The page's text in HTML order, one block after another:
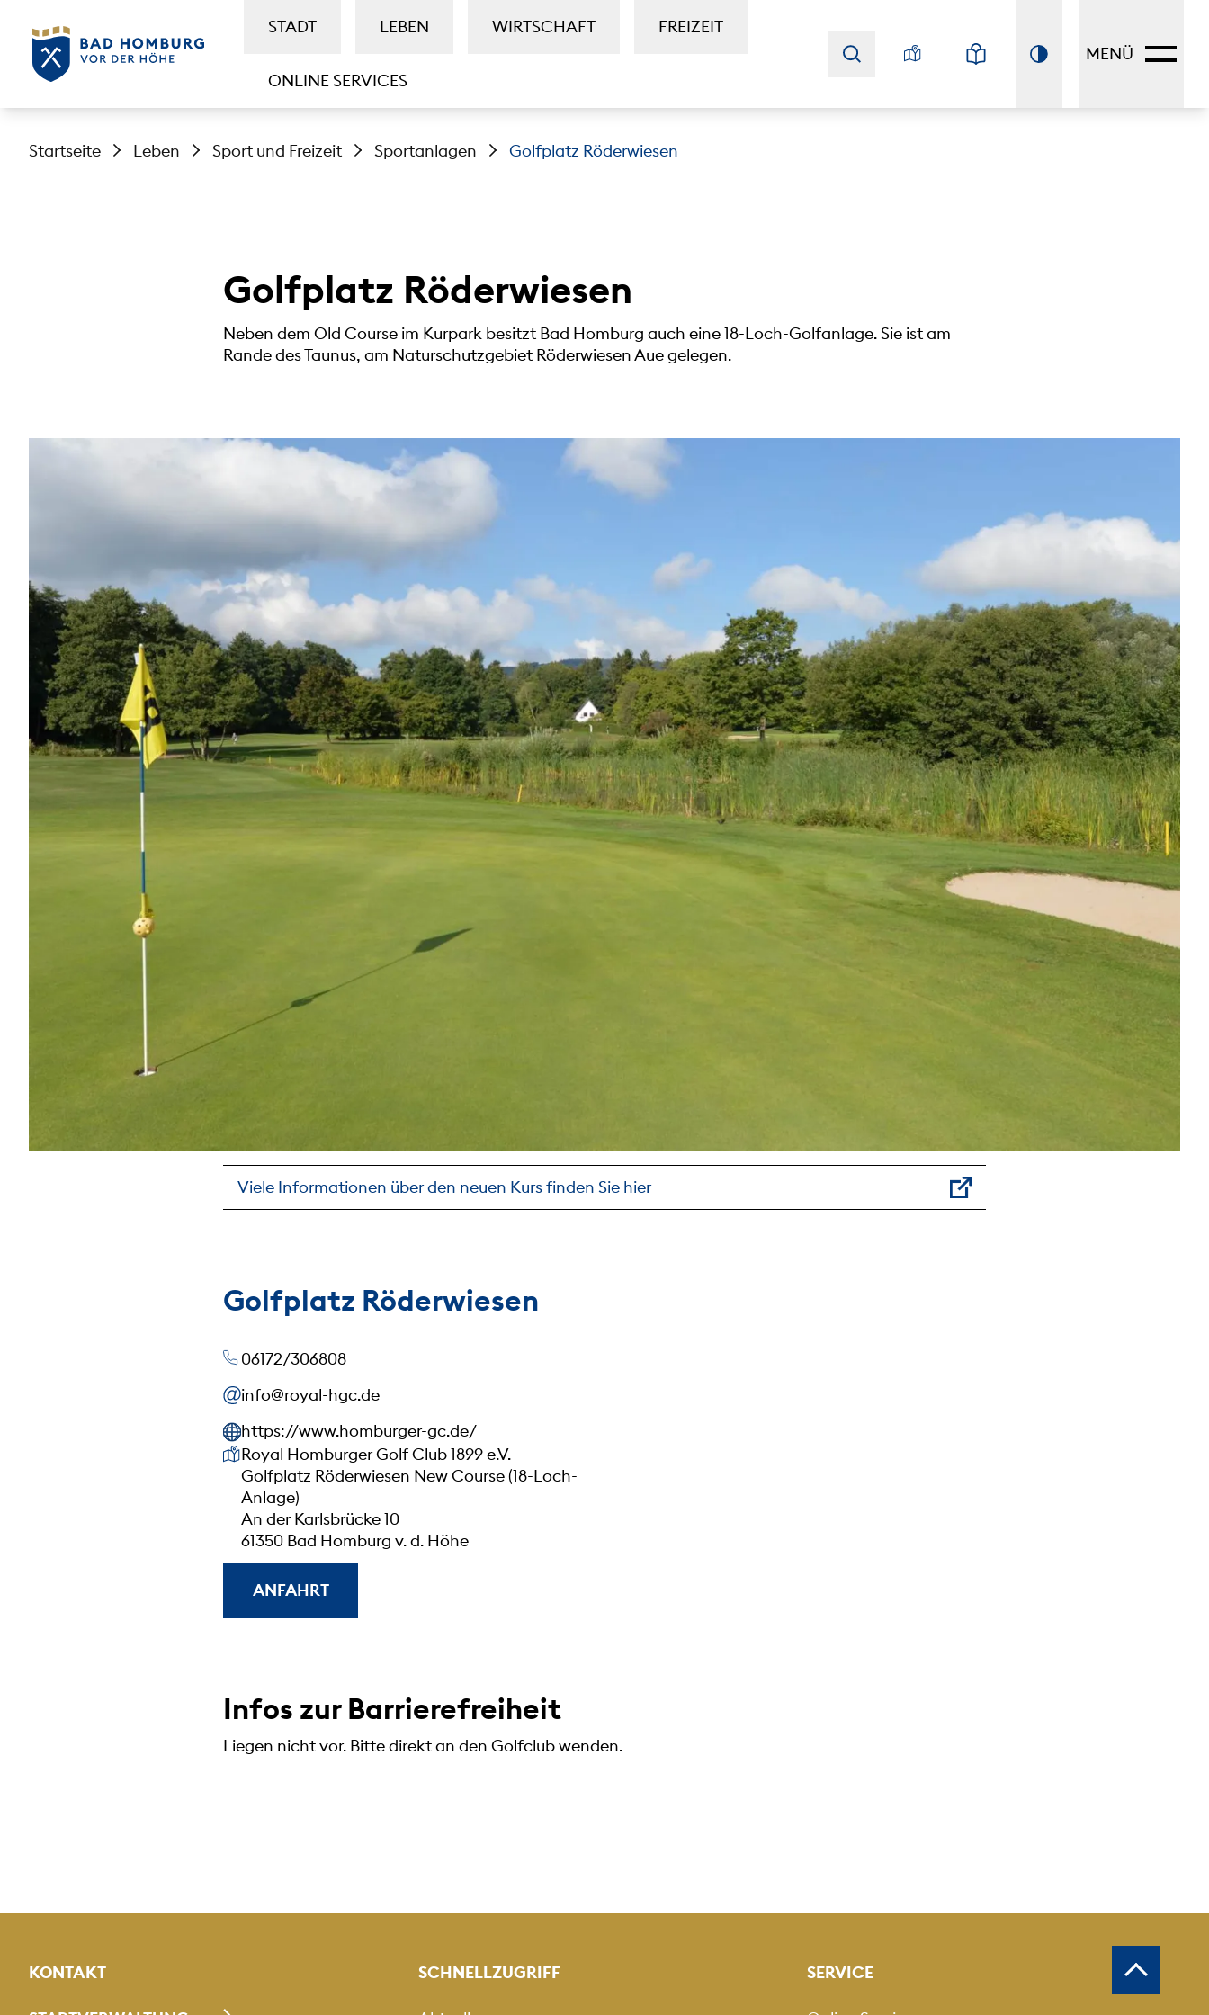
STADT LEBEN WIRTSCHAFT FREIZEIT
ONLINE SERVICES
MENÜ
Startseite Leben Sport und Freizeit Sportanlagen Golfplatz Röderwiesen
Golfplatz Röderwiesen
Neben dem Old Course im Kurpark besitzt Bad Homburg auch eine 18-Loch-Golfanlage. Sie ist am
Rande des Taunus, am Naturschutzgebiet Röderwiesen Aue gelegen.
Viele Informationen über den neuen Kurs finden Sie hier
Golfplatz Röderwiesen
06172/306808
info@royal-hgc.de
https://www.homburger-gc.de/
Unsere Anschrift
Royal Homburger Golf Club 1899 e.V.
Golfplatz Röderwiesen New Course (18-Loch-
Anlage)
An der Karlsbrücke 10
61350 Bad Homburg v. d. Höhe
ANFAHRT
Infos zur Barrierefreiheit
Liegen nicht vor. Bitte direkt an den Golfclub wenden.
KONTAKT SCHNELLZUGRIFF SERVICE